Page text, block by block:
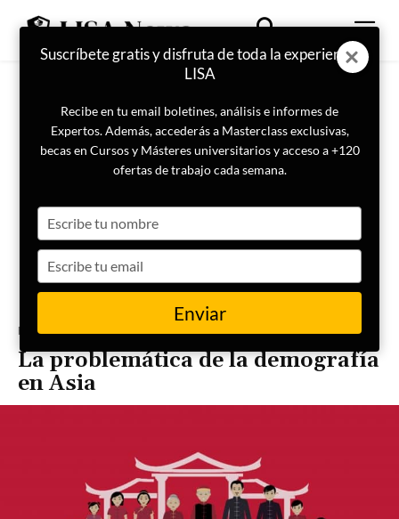
Portada Internacional Asia central
La problemática de la demografía
en Asia
Suscríbete gratis y disfruta de toda la experiencia
LISA
Recibe en tu email boletines, análisis e informes de
Expertos. Además, accederás a Masterclass exclusivas,
becas en Cursos y Másteres universitarios y acceso a +120
ofertas de trabajo cada semana.
your
name
your
email
Enviar